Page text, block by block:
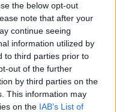
the below opt-out
note that after your
continue seeing
information utilized by
to third parties prior to
out of the further
by third parties on the
This information may
on the IAB’s List of
a (majdnem)
egyszerűen nem
kenyeret,
a múltkor, amikor
megkértek, hogy
egyáltalán nem